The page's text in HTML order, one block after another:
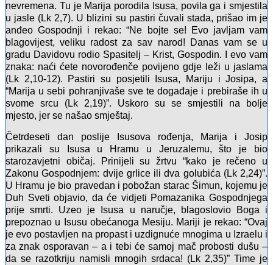
nevremena. Tu je Marija porodila Isusa, povila ga i smjestila
u jasle (Lk 2,7). U blizini su pastiri čuvali stada, prišao im je
anđeo Gospodnji i rekao: “Ne bojte se! Evo javljam vam
blagovijest, veliku radost za sav narod! Danas vam se u
gradu Davidovu rodio Spasitelj – Krist, Gospodin. I evo vam
znaka: naći ćete novorođenče povijeno gdje leži u jaslama
(Lk 2,10-12). Pastiri su posjetili Isusa, Mariju i Josipa, a
“Marija u sebi pohranjivaše sve te događaje i prebiraše ih u
svome srcu (Lk 2,19)”. Uskoro su se smjestili na bolje
mjesto, jer se našao smještaj.
Četrdeseti dan poslije Isusova rođenja, Marija i Josip
prikazali su Isusa u Hramu u Jeruzalemu, što je bio
starozavjetni običaj. Prinijeli su žrtvu “kako je rečeno u
Zakonu Gospodnjem: dvije grlice ili dva golubića (Lk 2,24)”.
U Hramu je bio pravedan i pobožan starac Šimun, kojemu je
Duh Sveti objavio, da će vidjeti Pomazanika Gospodnjega
prije smrti. Uzeo je Isusa u naručje, blagoslovio Boga i
prepoznao u Isusu obećanoga Mesiju. Mariji je rekao: “Ovaj
je evo postavljen na propast i uzdignuće mnogima u Izraelu i
za znak osporavan – a i tebi će samoj mač probosti dušu –
da se razotkriju namisli mnogih srdaca! (Lk 2,35)” Time je